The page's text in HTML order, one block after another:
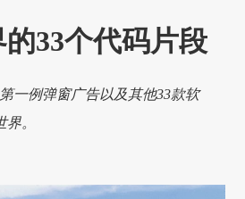
33个代码片段
一例弹窗广告以及其他33款软
。